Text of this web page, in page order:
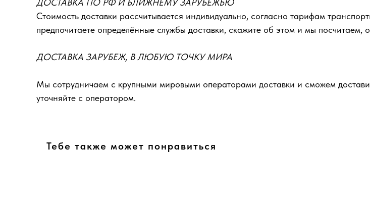
ДОСТАВКА ПО РФ И БЛИЖНЕМУ ЗАРУБЕЖЬЮ
Стоимость доставки рассчитывается индивидуально, согласно тарифам
предпочитаете определённые службы доставки, скажите об этом и мы
ДОСТАВКА ЗАРУБЕЖ, В ЛЮБУЮ ТОЧКУ МИРА
Мы сотрудничаем с крупными мировыми операторами доставки и сможем
уточняйте с оператором.
Тебе также может понравиться